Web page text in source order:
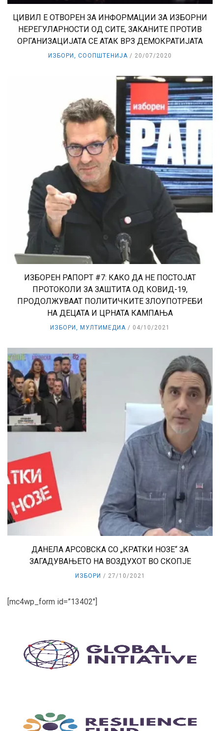
ЦИВИЛ Е ОТВОРЕН ЗА ИНФОРМАЦИИ ЗА ИЗБОРНИ
НЕРЕГУЛАРНОСТИ ОД СИТЕ, ЗАКАНИТЕ ПРОТИВ
ОРГАНИЗАЦИЈАТА СЕ АТАК ВРЗ ДЕМОКРАТИЈАТА
ИЗБОРИ СООПШТЕНИЈА 20/07/2020
ИЗБОРЕН РАПОРТ #7: КАКО ДА НЕ ПОСТОЈАТ
ПРОТОКОЛИ ЗА ЗАШТИТА ОД КОВИД-19,
ПРОДОЛЖУВААТ ПОЛИТИЧКИТЕ ЗЛОУПОТРЕБИ
НА ДЕЦАТА И ЦРНАТА КАМПАЊА
ИЗБОРИ МУЛТИМЕДИА 04/10/2021
ДАНЕЛА АРСОВСКА СО „КРАТКИ НОЗЕ“ ЗА
ЗАГАДУВАЊЕТО НА ВОЗДУХОТ ВО СКОПЈЕ
ИЗБОРИ 27/10/2021
[mc4wp_form id=”13402″]